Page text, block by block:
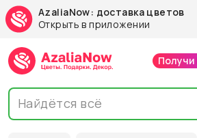
AzaliaNow: доставка цветов
Открыть в приложении
Получи